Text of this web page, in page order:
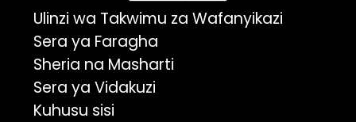
Ulinzi wa Takwimu za Wafanyikazi
Sera ya Faragha
Sheria na Masharti
Sera ya Vidakuzi
Kuhusu sisi